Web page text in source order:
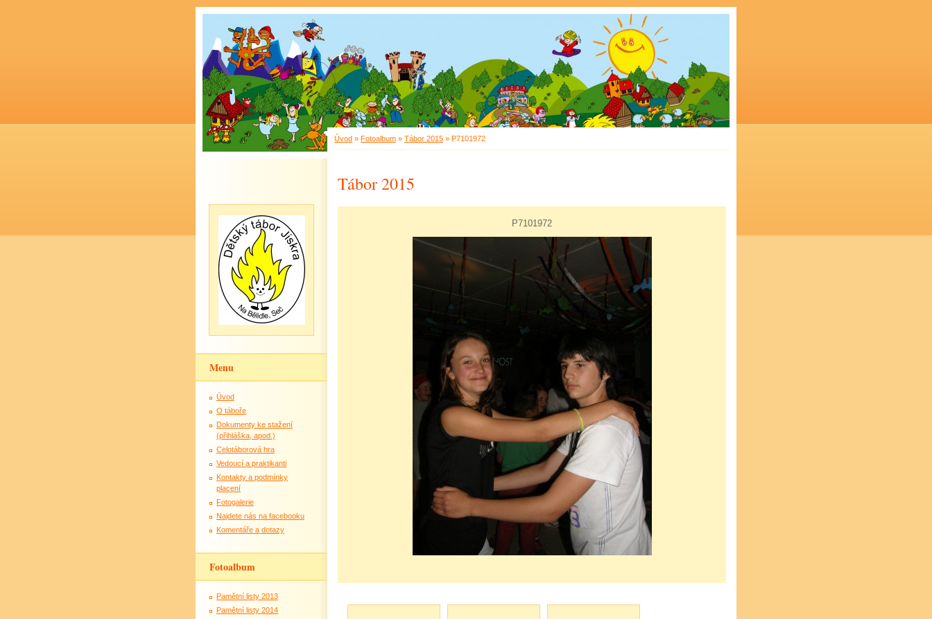
Úvod » Fotoalbum » Tábor 2015 » P7101972
Tábor 2015
P7101972
Menu
Úvod
O táboře
Dokumenty ke stažení
(přihláška, apod.)
Celotáborová hra
Vedoucí a praktikanti
Kontakty a podmínky
placení
Fotogalerie
Najdete nás na facebooku
Komentáře a dotazy
Fotoalbum
Pamětní listy 2013
Pamětní listy 2014